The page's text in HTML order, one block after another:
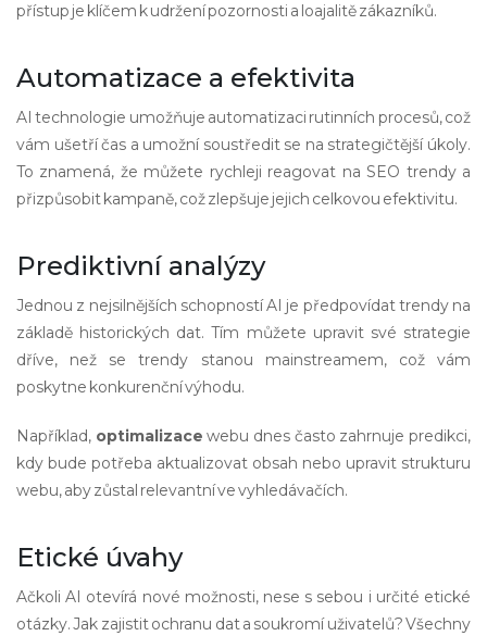
přístup je klíčem k udržení pozornosti a loajalitě zákazníků.
Automatizace a efektivita
AI technologie umožňuje automatizaci rutinních procesů, což
vám ušetří čas a umožní soustředit se na strategičtější úkoly.
To znamená, že můžete rychleji reagovat na SEO trendy a
přizpůsobit kampaně, což zlepšuje jejich celkovou efektivitu.
Prediktivní analýzy
Jednou z nejsilnějších schopností AI je předpovídat trendy na
základě historických dat. Tím můžete upravit své strategie
dříve, než se trendy stanou mainstreamem, což vám
poskytne konkurenční výhodu.
Například, optimalizace webu dnes často zahrnuje predikci,
kdy bude potřeba aktualizovat obsah nebo upravit strukturu
webu, aby zůstal relevantní ve vyhledávačích.
Etické úvahy
Ačkoli AI otevírá nové možnosti, nese s sebou i určité etické
otázky. Jak zajistit ochranu dat a soukromí uživatelů? Všechny